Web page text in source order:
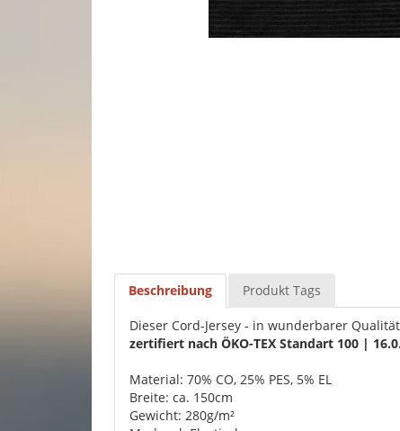
Beschreibung Produkt Tags
Dieser Cord-Jersey - in wunderbarer
zertifiert nach ÖKO-TEX Standart 100 |
Material: 70% CO, 25% PES, 5% EL
Breite: ca. 150cm
Gewicht: 280g/m²